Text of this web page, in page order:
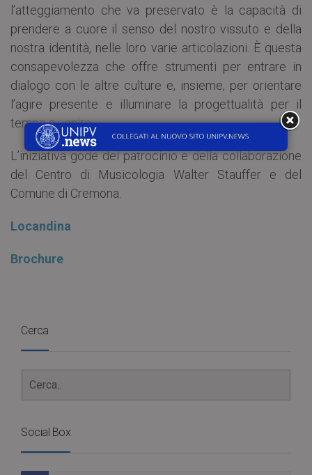
l’atteggiamento che va preservato è la capacità di
prendere a cuore il senso del nostro vissuto e della
nostra identità, nelle loro varie articolazioni. È questa
consapevolezza che offre strumenti per entrare in
dialogo con le altre culture e, insieme, per orientare
l’agire presente e illuminare la progettualità per il
tempo a venire.
L’iniziativa gode del patrocinio e della collaborazione
del Centro di Musicologia Walter Stauffer e del
Comune di Cremona.
Locandina
Brochure
Cerca
Social Box